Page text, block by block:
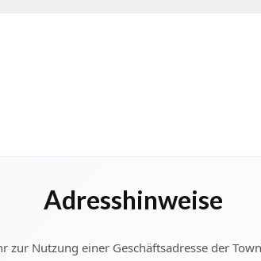
Adresshinweise
Nutzung einer Geschäftsadresse der